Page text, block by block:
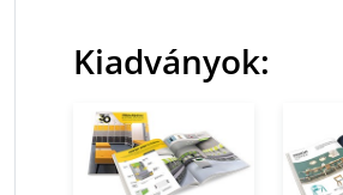
Kiadványok: